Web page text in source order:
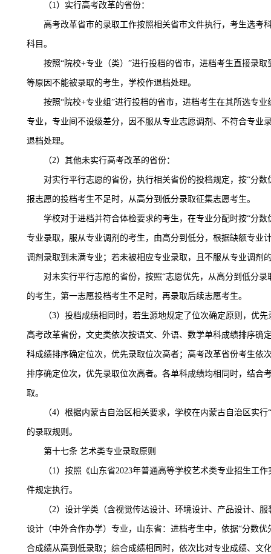
（1）实行高考改革的省份：
高考改革省市的录取工作按照相关省市文件执行，考生选考
科目。
按照“院校+专业（类）”进行投档的省市，进档考生直接录
等原因不能被录取的考生，学校作退档处理。
按照“院校+专业组”进行投档的省市，进档考生在其所选专
专业，专业间不设级差分，因不服从专业志愿调剂、不符合专业
退档处理。
（2）其他未实行高考改革的省份：
对实行平行志愿的省份，执行相关省份的投档规定，按“分数
报志愿的投档考生不足时，从高分到低分录取征集志愿考生。
学校对于进档并符合体检要求的考生，在专业分配时按“分数
专业录取，服从专业调剂的考生，由高分到低分，根据缺额专业
调剂录取到未满专业；若未被相应专业录取，且不服从专业调剂
对未实行平行志愿的省份，按照“志愿优先，从高分到低分
的考生，第一志愿投档考生不足时，再录取后续志愿考生。
（3）投档成绩相同时，若生源地规定了位次确定原则，优
高考改革省份，文史类依次按语文、外语、数学单科成绩排序确
科成绩排序确定位次，优先录取位次高者；高考改革省份考生依
排序确定位次，优先录取位次高者。各单科成绩均相同时，结合
取。
（4）根据内蒙古自治区相关要求，学校在内蒙古自治区实
的录取规则。
第十七条艺术类专业录取原则
（1）按照《山东省2023年普通高等学校艺术类专业招生工
件规定执行。
（2）设计学类（含视觉传达设计、环境设计、产品设计、
设计（中外合作办学）专业，山东省：进档考生中，依据“分数
合成绩从高到低录取；综合成绩相同时，依次比对专业成绩、文